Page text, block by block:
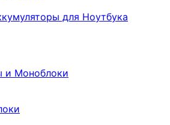
для Ноутбука
и Моноблоки